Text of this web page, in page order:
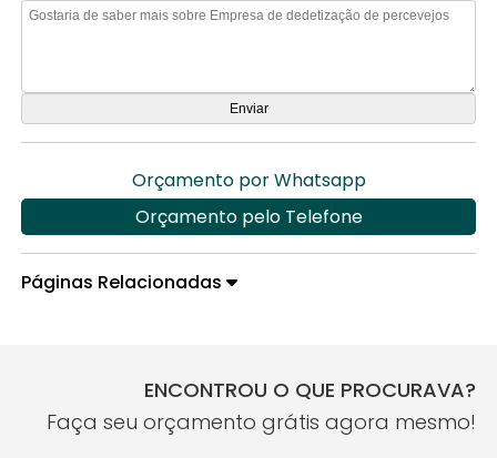
Orçamento por Whatsapp
Orçamento pelo Telefone
Páginas Relacionadas
ENCONTROU O QUE PROCURAVA?
Faça seu orçamento grátis agora mesmo!